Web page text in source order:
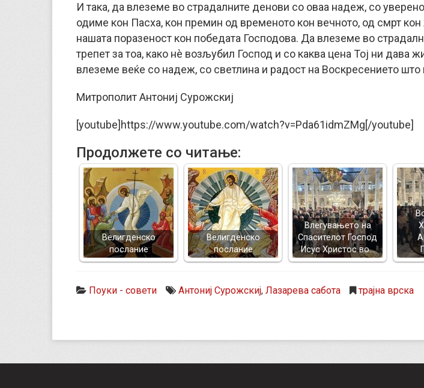
И така, да влеземе во страдалните денови со оваа надеж, со
одиме кон Пасха, кон премин од временото кон вечното, од смрт
нашата поразеност кон победата Господова. Да влеземе во
трепет за тоа, како нè возљубил Господ и со каква цена Тој ни дава
влеземе веќе со надеж, со светлина и радост на Воскресението
Митрополит Антониј Сурожскиј
[youtube]https://www.youtube.com/watch?v=Pda61idmZMg[/youtube]
Продолжете со читање:
Велигденско
послание
Велигденско
послание
Влегувањето на
Спасителот Господ
Исус Христос во…
Поуки - совети Антониј Сурожскиј, Лазарева сабота трајна врска